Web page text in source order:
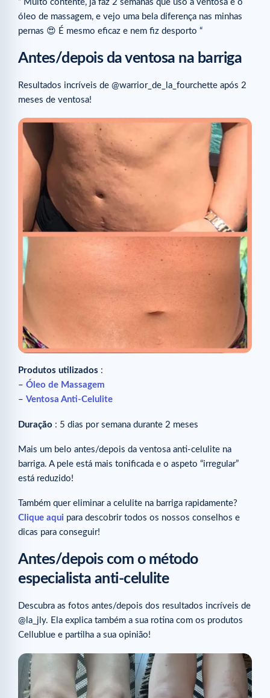
” Muito contente, já faz 2 semanas que uso a ventosa e o
óleo de massagem, e vejo uma bela diferença nas minhas
pernas 😍 É mesmo eficaz e nem fiz desporto “
Antes/depois da ventosa na barriga
Resultados incríveis de @warrior_de_la_fourchette após 2
meses de ventosa!
Produtos utilizados :
– Óleo de Massagem
– Ventosa Anti-Celulite
Duração : 5 dias por semana durante 2 meses
Mais um belo antes/depois da ventosa anti-celulite na
barriga. A pele está mais tonificada e o aspeto “irregular”
está reduzido!
Também quer eliminar a celulite na barriga rapidamente?
Clique aqui para descobrir todos os nossos conselhos e
dicas para conseguir!
Antes/depois com o método
especialista anti-celulite
Descubra as fotos antes/depois dos resultados incríveis de
@la_jly. Ela explica também a sua rotina com os produtos
Cellublue e partilha a sua opinião!